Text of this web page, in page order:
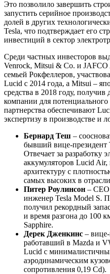
Это позволило завершить
запустить серийное
долей в других
Tesla, что подтверждает его
инвестиций в сектор
Среди частных инвесторов
Venrock, Mitsui & Co. и JAFCO
семьей Рокфеллеров,
Lucid с 2014 года, а Mitsui –
средства в 2018 году, получив
компании для
партнерства обеспечивают
экспертизу в производстве и
Бернард Теш –
бывший вице-президент
Отвечает за разработку
аккумуляторов Lucid
архитектуру с
самых высоких в
Питер Роулинсон –
инженер Tesla Model S.
получил рекордный
и время разгона до 100
Sapphire.
Дерек Дженкинс –
работавший в Mazda и
Lucid с
аэродинамическим
сопротивления 0,19 Cd).